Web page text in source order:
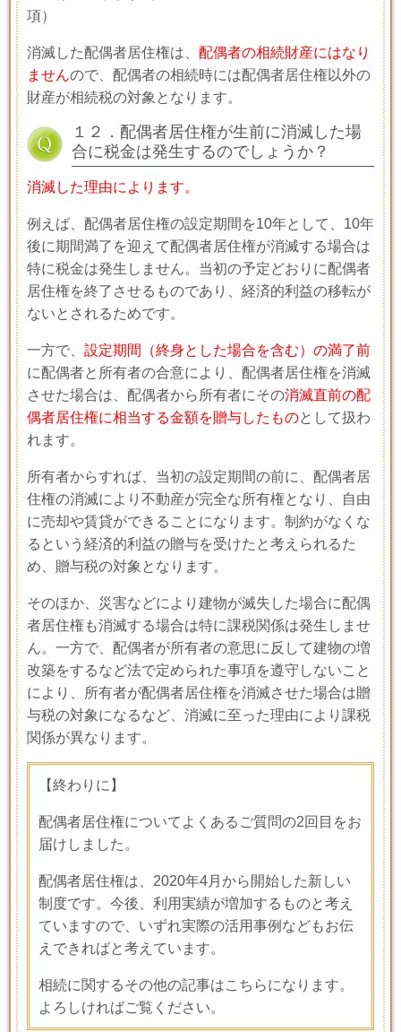
項）
消滅した配偶者居住権は、 配偶者の相続財産にはなり
ませんので、配偶者の相続時には配偶者居住権以外の
財産が相続税の対象となります。
１２．配偶者居住権が生前に消滅した場
合に税金は発生するのでしょうか？
消滅した理由によります。
例えば、配偶者居住権の設定期間を10年として、 10年
後に期間満了を迎えて配偶者居住権が消滅する場合は
特に税金は発生しません。当初の予定どおりに配偶者
居住権を終了させるものであり、経済的利益の移転が
ないとされるためです。
一方で、 設定期間（終身とした場合を含む）の満了前
に配偶者と所有者の合意により、配偶者居住権を消滅
させた場合は、配偶者から所有者にその消滅直前の配
偶者居住権に相当する金額を贈与したものとして扱わ
れます。
所有者からすれば、当初の設定期間の前に、配偶者居
住権の消滅により不動産が完全な所有権となり、自由
に売却や賃貸ができることになります。制約がなくな
るという経済的利益の贈与を受けたと考えられるた
め、贈与税の対象となります。
そのほか、災害などにより建物が滅失した場合に配偶
者居住権も消滅する場合は特に課税関係は発生しませ
ん。一方で、配偶者が所有者の意思に反して建物の増
改築をするなど法で定められた事項を遵守しないこと
により、所有者が配偶者居住権を消滅させた場合は贈
与税の対象になるなど、消滅に至った理由により課税
関係が異なります。
【終わりに】
配偶者居住権についてよくあるご質問の2回目をお
届けしました。
配偶者居住権は、2020年4月から開始した新しい
制度です。今後、利用実績が増加するものと考え
ていますので、いずれ実際の活用事例などもお伝
えできればと考えています。
相続に関するその他の記事はこちらになります。
よろしければご覧ください。